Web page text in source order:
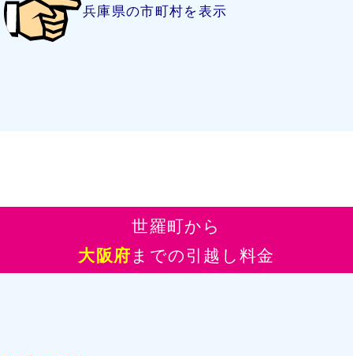
兵庫県の市町村を表示
世羅町から
大阪府までの引越し料金